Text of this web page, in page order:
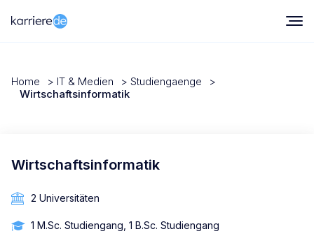
Home > IT & Medien > Studiengaenge
>
Wirtschaftsinformatik
Wirtschaftsinformatik
2 Universitäten
1 M.Sc. Studiengang, 1 B.Sc. Studiengang